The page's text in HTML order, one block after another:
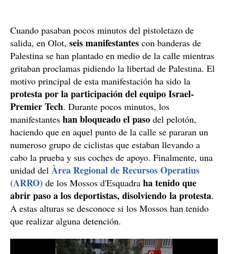
Cuando pasaban pocos minutos del pistoletazo de
salida, en Olot, seis manifestantes con banderas de
Palestina se han plantado en medio de la calle mientras
gritaban proclamas pidiendo la libertad de Palestina. El
motivo principal de esta manifestación ha sido la
protesta por la participación del equipo Israel-
Premier Tech. Durante pocos minutos, los
manifestantes han bloqueado el paso del pelotón,
haciendo que en aquel punto de la calle se pararan un
numeroso grupo de ciclistas que estaban llevando a
cabo la prueba y sus coches de apoyo. Finalmente, una
unidad del Àrea Regional de Recursos Operatius
(ARRO) de los Mossos d'Esquadra ha tenido que
abrir paso a los deportistas, disolviendo la protesta.
A estas alturas se desconoce si los Mossos han tenido
que realizar alguna detención.